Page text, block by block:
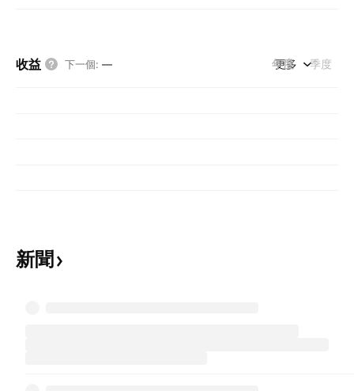
收益 下一個: — 年度 季度
更多
新聞